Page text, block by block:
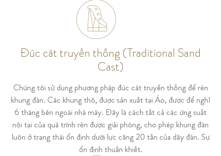
Đúc cát truyền thống (Traditional Sand
Cast)
Chúng tôi sử dụng phương pháp đúc cát truyền thống để rèn
khung đàn. Các khung thô, được sản xuất tại Áo, được để nghỉ
6 tháng bên ngoài nhà máy. Đây là cách tất cả các ứng suất
nội tại của quá trình rèn được giải phóng, cho phép khung đàn
luôn ở trạng thái ổn định dưới lực căng 20 tấn của dây đàn. Sự
ổn định thuần khiết.